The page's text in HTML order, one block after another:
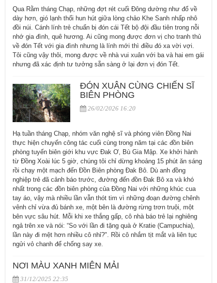
Qua Rằm tháng Chạp, những đợt rét cuối Đông dường như đổ về
dày hơn, gió lạnh thổi hun hút giữa lòng chảo Khe Sanh nhấp nhô
đồi núi. Cánh lính trẻ chuẩn bị đón cái Tết bộ đội đầu tiên trong nỗi
nhớ gia đình, quê hương. Ai cũng mong được đơn vị cho tranh thủ
về đón Tết với gia đình nhưng là lính mới thì điều đó xa vời vợi.
Tôi cũng vậy thôi, mong được về nhà vui xuân với ba và hai em gái
nhưng đã xác định tư tưởng sẵn sàng ở lại đơn vị đón Tết.
ĐÓN XUÂN CÙNG CHIẾN SĨ
BIÊN PHÒNG
26/02/2026 16:20
Hạ tuần tháng Chạp, nhóm văn nghệ sĩ và phóng viên Đồng Nai
thực hiện chuyến công tác cuối cùng trong năm tại các đồn biên
phòng tuyến biên giới khu vực Đak Ơ, Bù Gia Mập. Xe khởi hành
từ Đồng Xoài lúc 5 giờ, chúng tôi chỉ dừng khoảng 15 phút ăn sáng
rồi chạy một mạch đến Đồn Biên phòng Đak Bô. Dù anh đồng
nghiệp trẻ đã cảnh báo trước, đường đến đồn Đak Bô xa và khó
nhất trong các đồn biên phòng của Đồng Nai với những khúc cua
tay áo, vậy mà nhiều lần vẫn thót tim vì những đoạn đường chênh
vênh chỉ vừa đủ bánh xe, một bên là đường rừng trơn truội, một
bên vực sâu hút. Mỗi khi xe thắng gấp, cô nhà báo trẻ lại nghiêng
ngả trên xe và nói: “So với lần đi tặng quà ở Kratie (Campuchia),
lần này đi mệt hơn nhiều cô nhỉ?". Rồi cô nhắm tịt mắt và liên tục
ngửi vỏ chanh để chống say xe.
NƠI MÀU XANH MIÊN MẢI
31/12/2025 22:35